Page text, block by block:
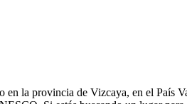
en la provincia de Vizcaya, en el País